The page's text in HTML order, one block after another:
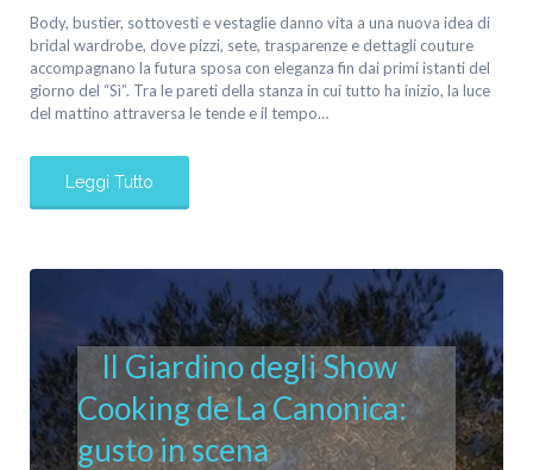
Body, bustier, sottovesti e vestaglie danno vita a una nuova idea di
bridal wardrobe, dove pizzi, sete, trasparenze e dettagli couture
accompagnano la futura sposa con eleganza fin dai primi istanti del
giorno del “Sì”. Tra le pareti della stanza in cui tutto ha inizio, la luce
del mattino attraversa le tende e il tempo…
Leggi Tutto
Il Giardino degli Show
Cooking de La Canonica:
gusto in scena